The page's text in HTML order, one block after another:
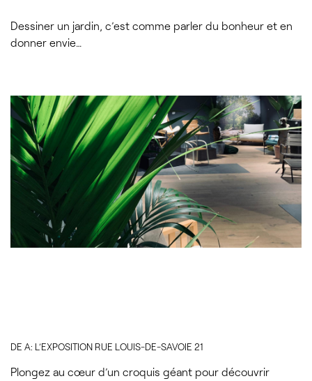
Dessiner un jardin, c’est comme parler du bonheur et en
donner envie…
DE A: L’EXPOSITION RUE LOUIS-DE-SAVOIE 21
Plongez au cœur d’un croquis géant pour découvrir